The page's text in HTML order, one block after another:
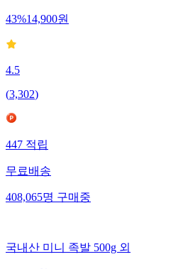
43%14,900원
4.5
(3,302)
447 적립
무료배송
408,065명 구매중
국내산 미니 족발 500g 외